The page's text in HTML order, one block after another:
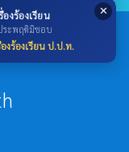
✕
องร้องเรียน
ระพฤติมิชอบ
งร้องเรียน ป.ป.ท.